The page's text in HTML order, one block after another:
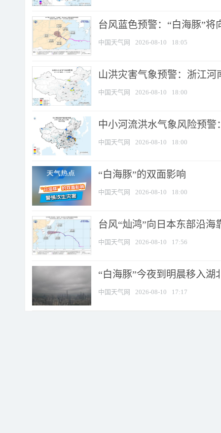
台风蓝色预警：“白海豚”
中国天气网 2026-08-10 18:05
山洪灾害气象预警：浙江
中国天气网 2026-08-10 18:00
中小河流洪水气象风险预
中国天气网 2026-08-10 18:00
​“白海豚”的双面影响
中国天气网 2026-08-10 18:00
台风“灿鸿”向日本东部沿海
中国天气网 2026-08-10 17:56
“白海豚”今夜到明晨移入湖
中国天气网 2026-08-10 17:17